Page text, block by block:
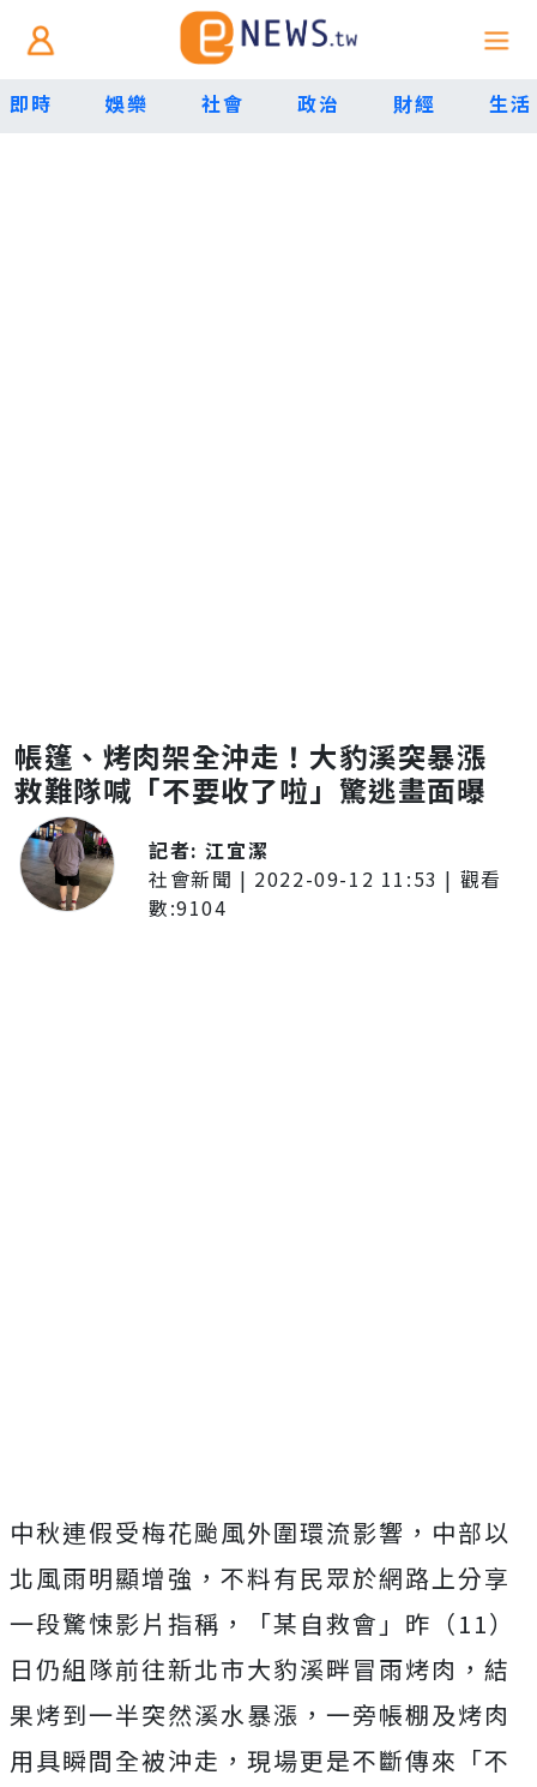
即時 娛樂 社會 政治 財經 生活
帳篷、烤肉架全沖走！大豹溪突暴漲
救難隊喊「不要收了啦」驚逃畫面曝
記者:江宜潔
社會新聞 | 2022-09-12 11:53 | 觀看
數:9104
中秋連假受梅花颱風外圍環流影響，中部以
北風雨明顯增強，不料有民眾於網路上分享
一段驚悚影片指稱，「某自救會」昨（11）
日仍組隊前往新北市大豹溪畔冒雨烤肉，結
果烤到一半突然溪水暴漲，一旁帳棚及烤肉
用具瞬間全被沖走，現場更是不斷傳來「不